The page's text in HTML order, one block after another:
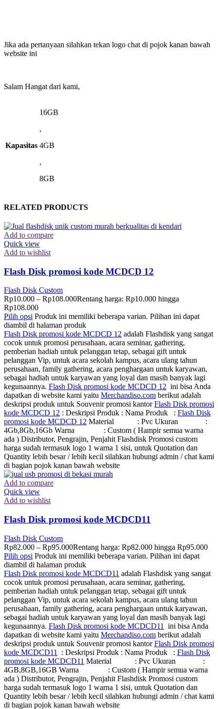
Jika ada pertanyaan silahkan tekan logo chat di pojok kanan bawah
website ini
Salam Hangat dari kami,
Kapasitas
16GB
,
4GB
,
8GB
RELATED PRODUCTS
Add to compare
Quick view
Add to wishlist
Flash Disk promosi kode MCDCD 12
Flash Disk Custom
Rp10.000 – Rp108.000Rentang harga: Rp10.000 hingga
Rp108.000
Pilih opsi Produk ini memiliki beberapa varian. Pilihan ini dapat
diambil di halaman produk
Flash Disk promosi kode MCDCD 12 adalah Flashdisk yang sangat
cocok untuk promosi perusahaan, acara seminar, gathering,
pemberian hadiah untuk pelanggan tetap, sebagai gift untuk
pelanggan Vip, untuk acara sekolah kampus, acara ulang tahun
perusahaan, family gathering, acara penghargaan untuk karyawan,
sebagai hadiah untuk karyawan yang loyal dan masih banyak lagi
kegunaannya. Flash Disk promosi kode MCDCD 12 ini bisa Anda
dapatkan di website kami yaitu Merchandiso.com berikut adalah
deskripsi produk untuk Souvenir promosi kantorFlash Disk promosi
kode MCDCD 12 : Deskripsi Produk : Nama Produk : Flash Disk
promosi kode MCDCD 12 Material : Pvc Ukuran :
4Gb,8Gb,16Gb Warna : Custom ( Hampir semua warna
ada ) Distributor, Pengrajin, Penjahit Flashdisk Promosi custom
harga sudah termasuk logo 1 warna 1 sisi, untuk Quotation dan
Quantity lebih besar / lebih kecil silahkan hubungi admin / chat kami
di bagian pojok kanan bawah website
Add to compare
Quick view
Add to wishlist
Flash Disk promosi kode MCDCD11
Flash Disk Custom
Rp82.000 – Rp95.000Rentang harga: Rp82.000 hingga Rp95.000
Pilih opsi Produk ini memiliki beberapa varian. Pilihan ini dapat
diambil di halaman produk
Flash Disk promosi kode MCDCD11 adalah Flashdisk yang sangat
cocok untuk promosi perusahaan, acara seminar, gathering,
pemberian hadiah untuk pelanggan tetap, sebagai gift untuk
pelanggan Vip, untuk acara sekolah kampus, acara ulang tahun
perusahaan, family gathering, acara penghargaan untuk karyawan,
sebagai hadiah untuk karyawan yang loyal dan masih banyak lagi
kegunaannya. Flash Disk promosi kode MCDCD11
ini bisa Anda
dapatkan di website kami yaitu Merchandiso.com berikut adalah
deskripsi produk untuk Souvenir promosi kantorFlash Disk promosi
kode MCDCD11
: Deskripsi Produk : Nama Produk : Flash Disk
promosi kode MCDCD11 Material : Pvc Ukuran :
4GB,8GB,16GB Warna : Custom ( Hampir semua warna
ada ) Distributor, Pengrajin, Penjahit Flashdisk Promosi custom
harga sudah termasuk logo 1 warna 1 sisi, untuk Quotation dan
Quantity lebih besar / lebih kecil silahkan hubungi admin / chat kami
di bagian pojok kanan bawah website